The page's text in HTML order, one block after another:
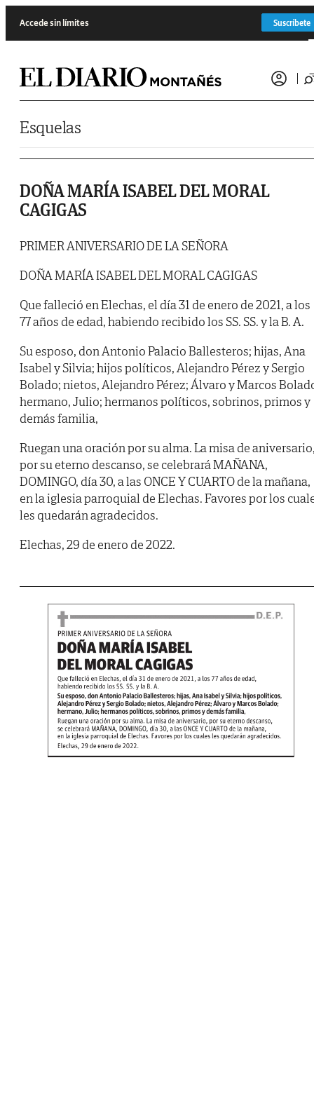
Accede sin límites Suscríbete
Esquelas
DOÑA MARÍA ISABEL DEL MORAL
CAGIGAS
PRIMER ANIVERSARIO DE LA SEÑORA
DOÑA MARÍA ISABEL DEL MORAL CAGIGAS
Que falleció en Elechas, el día 31 de enero de 2021, a los
77 años de edad, habiendo recibido los SS. SS. y la B. A.
Su esposo, don Antonio Palacio Ballesteros; hijas, Ana
Isabel y Silvia; hijos políticos, Alejandro Pérez y Sergio
Bolado; nietos, Alejandro Pérez; Álvaro y Marcos
hermano, Julio; hermanos políticos, sobrinos, primos y
demás familia,
Ruegan una oración por su alma. La misa de
por su eterno descanso, se celebrará MAÑANA,
DOMINGO, día 30, a las ONCE Y CUARTO de la mañana,
en la iglesia parroquial de Elechas. Favores por los
les quedarán agradecidos.
Elechas, 29 de enero de 2022.